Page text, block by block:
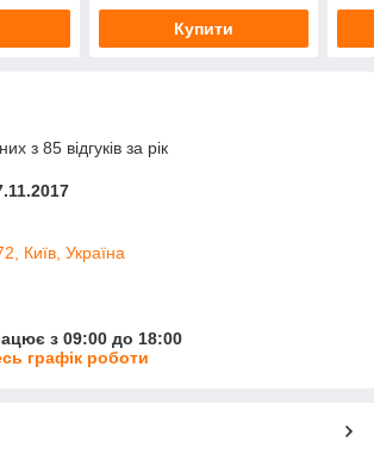
Купити
з 85 відгуків за рік
Київ, Україна
з 09:00 до 18:00
графік роботи